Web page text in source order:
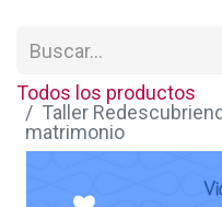
Todos los productos
Taller
matrimonio